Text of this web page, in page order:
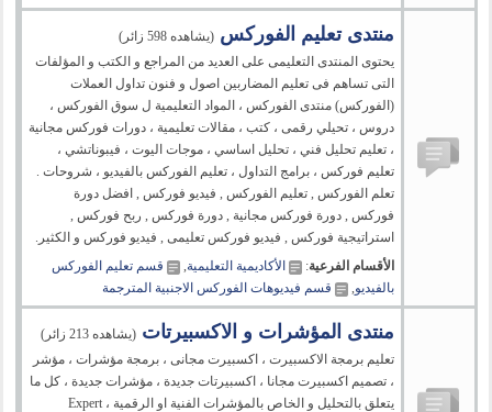
منتدى تعليم الفوركس (يشاهده 598 زائر)
يحتوى المنتدى التعليمى على العديد من المراجع و الكتب و المؤلفات
التى تساهم فى تعليم المضاربين اصول و فنون تداول العملات
(الفوركس) منتدى الفوركس ، المواد التعليمية ل سوق الفوركس ،
دروس ، تحيلي رقمى ، كتب ، مقالات تعليمية ، دورات فوركس مجانية
، تعليم تحليل فني ، تحليل اساسي ، موجات اليوت ، فيبوناتشي ،
تعليم فوركس ، برامج التداول ، تعليم الفوركس بالفيديو ، شروحات .
تعلم الفوركس , تعليم الفوركس , فيديو فوركس , افضل دورة
فوركس , دورة فوركس مجانية , دورة فوركس , ربح فوركس ,
استراتيجية فوركس , فيديو فوركس تعليمى , فيديو فوركس و الكثير.
الأقسام الفرعية: الأكاديمية التعليمية,
قسم تعليم الفوركس
بالفيديو, قسم فيديوهات الفوركس الاجنبية المترجمة
منتدى المؤشرات و الاكسبيرتات (يشاهده 213 زائر)
تعليم برمجة الاكسبيرت ، اكسبيرت مجانى ، برمجة مؤشرات ، مؤشر
، تصميم اكسبيرت مجانا ، اكسبيرتات جديدة ، مؤشرات جديدة ، كل ما
يتعلق بالتحليل و الخاص بالمؤشرات الفنية او الرقمية ، Expert